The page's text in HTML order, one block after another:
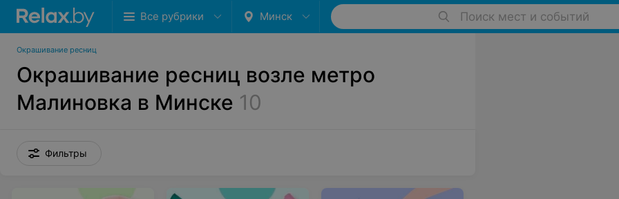
Все рубрики Минск Поиск мест и событий
Окрашивание ресниц
Окрашивание ресниц возле метро
Малиновка в Минске 10
Фильтры